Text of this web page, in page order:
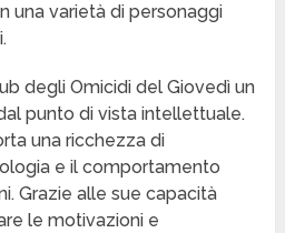
una varietà di personaggi
degli Omicidi del Giovedì un
punto di vista intellettuale.
una ricchezza di
e il comportamento
Grazie alle sue capacità
le motivazioni e